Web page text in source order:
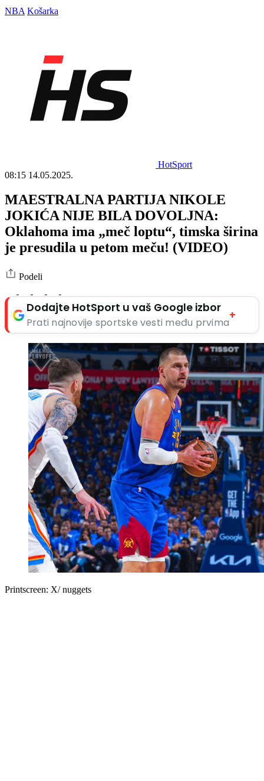
NBA Košarka
HotSport
08:15 14.05.2025.
MAESTRALNA PARTIJA NIKOLE
JOKIĆA NIJE BILA DOVOLJNA:
Oklahoma ima „meč loptu“, timska širina
je presudila u petom meču! (VIDEO)
Podeli
Dodajte HotSport u vaš Google izbor
Prati najnovije sportske vesti među prvima
+
Printscreen: X/ nuggets